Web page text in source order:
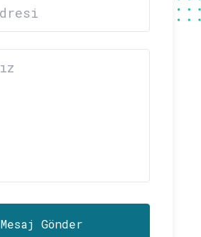
Mesaj Gönder